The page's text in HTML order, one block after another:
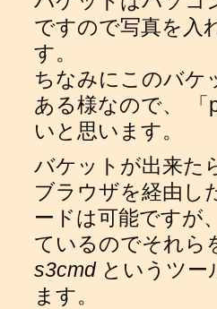
ですので写真を入
す。
ちなみにこのバケ
ある様なので、
いと思います。
バケットが出来た
ブラウザを経由し
ードは可能ですが
ているのでそれら
s3cmdというツー
ます。